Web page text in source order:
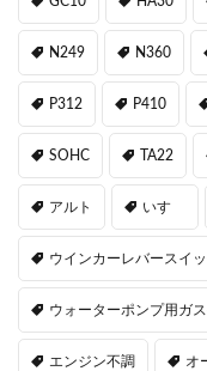
N249 N360
P312 P410
SOHC TA22
アルト いすゞ
ウインカーレバースイ
ウォーターポンプ用ガ
エンジン不調 オ